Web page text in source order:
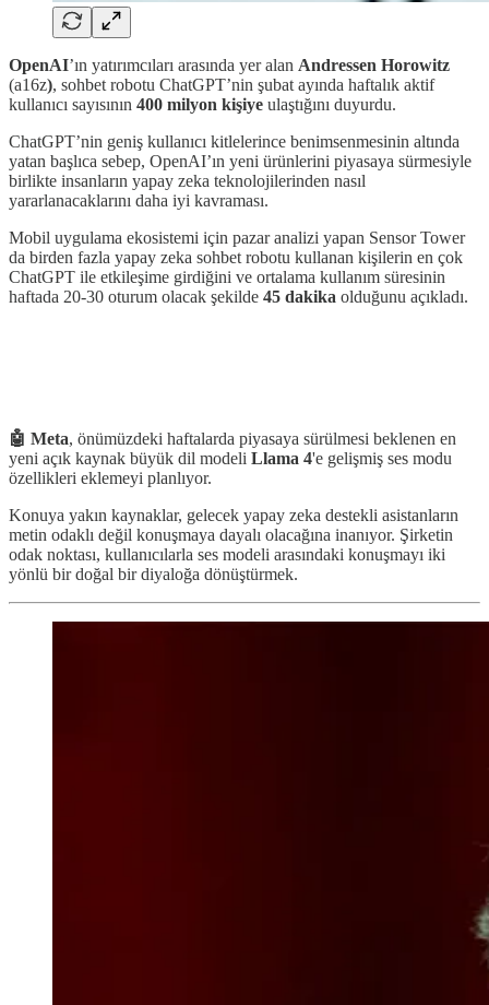
OpenAI’ın yatırımcıları arasında yer alan Andressen Horowitz
(a16z), sohbet robotu ChatGPT’nin şubat ayında haftalık aktif
kullanıcı sayısının 400 milyon kişiye ulaştığını duyurdu.
ChatGPT’nin geniş kullanıcı kitlelerince benimsenmesinin altında
yatan başlıca sebep, OpenAI’ın yeni ürünlerini piyasaya sürmesiyle
birlikte insanların yapay zeka teknolojilerinden nasıl
yararlanacaklarını daha iyi kavraması.
Mobil uygulama ekosistemi için pazar analizi yapan Sensor Tower
da birden fazla yapay zeka sohbet robotu kullanan kişilerin en çok
ChatGPT ile etkileşime girdiğini ve ortalama kullanım süresinin
haftada 20-30 oturum olacak şekilde 45 dakika olduğunu açıkladı.
🤖 Meta, önümüzdeki haftalarda piyasaya sürülmesi beklenen en
yeni açık kaynak büyük dil modeli Llama 4'e gelişmiş ses modu
özellikleri eklemeyi planlıyor.
Konuya yakın kaynaklar, gelecek yapay zeka destekli asistanların
metin odaklı değil konuşmaya dayalı olacağına inanıyor. Şirketin
odak noktası, kullanıcılarla ses modeli arasındaki konuşmayı iki
yönlü bir doğal bir diyaloğa dönüştürmek.